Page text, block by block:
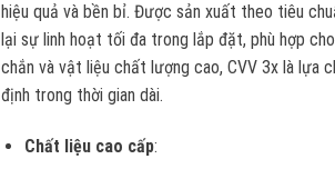
hiệu quả và bền bỉ. Được sản xuất theo tiêu
lại sự linh hoạt tối đa trong lắp đặt, phù hợp
chắn và vật liệu chất lượng cao, CVV 3x là lựa
định trong thời gian dài.
Chất liệu cao cấp: